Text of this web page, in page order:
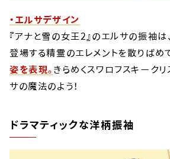
・エルサデザイン
『アナと雪の女王2』のエルサの振袖
登場する精霊のエレメントを散りばめ
姿を表現。 きらめくスワロフスキークリ
サの魔法のよう！
ドラマティックな洋柄振袖